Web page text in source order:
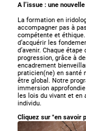
A l’issue : une
La formation en
accompagner pas à
compétente et
d’acquérir les
d’avenir. Chaque
progression, grâce à
encadrement
praticien(ne) en santé
être global. Notre
immersion
les lois du vivant et en
individu.
Cliquez sur "en savoir